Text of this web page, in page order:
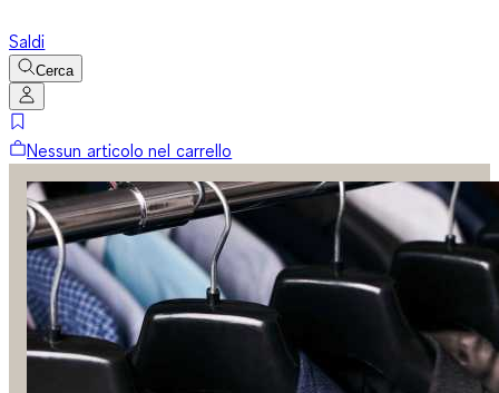
Saldi
Cerca
Nessun articolo nel carrello